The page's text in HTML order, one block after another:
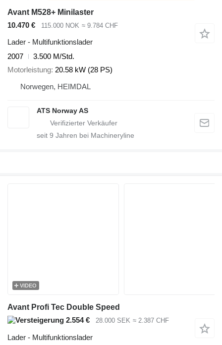
Avant M528+ Minilaster
10.470 €
115.000 NOK ≈ 9.784 CHF
Lader - Multifunktionslader
2007
3.500 M/Std.
Motorleistung 20.58 kW (28 PS)
Norwegen, HEIMDAL
ATS Norway AS
seit 9 Jahren bei Machineryline
VIDEO
Avant Profi Tec Double Speed
2.554 €
28.000 SEK ≈ 2.387 CHF
Lader - Multifunktionslader